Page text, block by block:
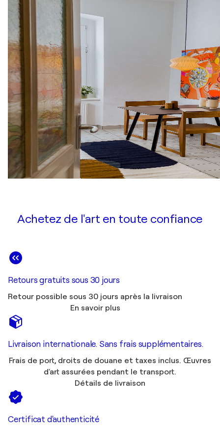
Achetez de l'art en toute confiance
Retours gratuits sous 30 jours
Retour possible sous 30 jours après la livraison
En savoir plus
Livraison internationale. Sans frais supplémentaires.
Frais de port, droits de douane et taxes inclus. Œuvres
d'art assurées pendant le transport.
Détails de livraison
Certificat d'authenticité